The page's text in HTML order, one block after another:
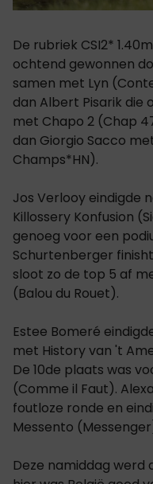
De rubriek CSI2*
ochtend gewonnen
samen met Lyn
dan Albert Pisarik die
met Chapo 2 (Chap
dan Giorgio Sacco
Champs*HN).
Jos Verlooy eindigde
Killossery Konfusion
genoeg voor een
Schurtenberger
sloot zo de top 5 af
(Balou du Rouet).
Estee Bomeré
met History van 't
De 10de plaats was
(Comme il Faut).
foutloze ronde en
Messento
Deze namiddag werd